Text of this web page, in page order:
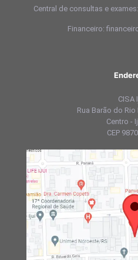
Central de consultas e
Financeiro:
CISA
Rua Barão do Rio
Centro -
CEP